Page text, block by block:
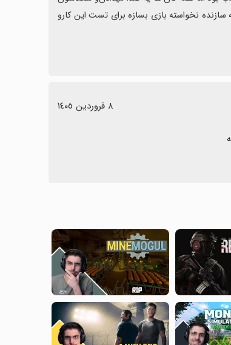
٨ فروردین ١٤٠٥